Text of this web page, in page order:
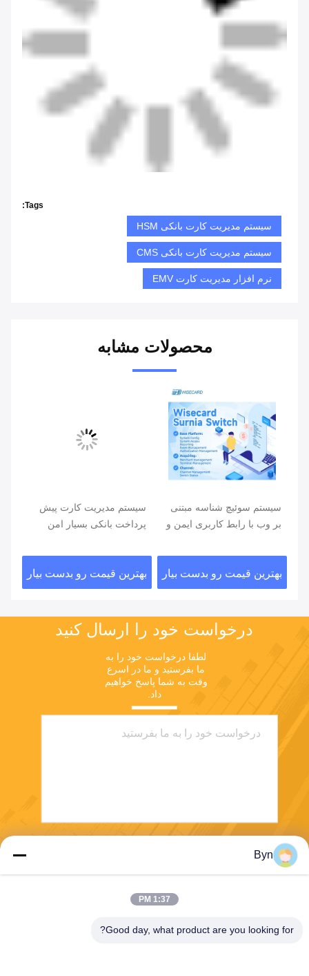
Tags:
سیستم مدیریت کارت بانکی HSM
سیستم مدیریت کارت بانکی CMS
نرم افزار مدیریت کارت EMV
محصولات مشابه
سیستم سوئیچ شناسه مبتنی
بر وب با رابط کاربری ایمن و
بهترین قیمت رو بدست بیار
سیستم مدیریت کارت پیش
پرداخت بانکی بسیار امن
بهترین قیمت رو بدست بیار
درخواست خود را ارسال کنید
ما بفرستید و ما در اسرع
داد.
Byn
1:37 PM
Good day, what product are you looking for?